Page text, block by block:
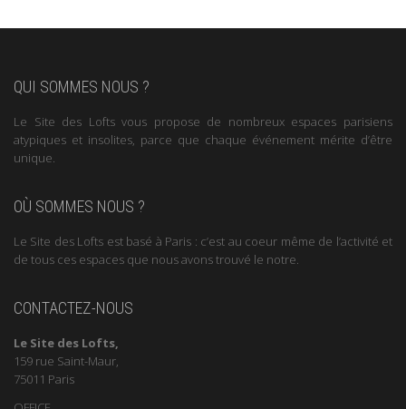
QUI SOMMES NOUS ?
Le Site des Lofts vous propose de nombreux espaces parisiens
atypiques et insolites, parce que chaque événement mérite d’être
unique.
OÙ SOMMES NOUS ?
Le Site des Lofts est basé à Paris : c’est au coeur même de l’activité et
de tous ces espaces que nous avons trouvé le notre.
CONTACTEZ-NOUS
Le Site des Lofts,
159 rue Saint-Maur,
75011 Paris